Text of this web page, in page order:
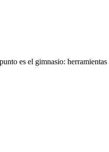
es el gimnasio: